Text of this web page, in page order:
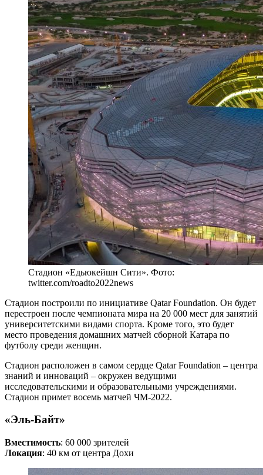
Стадион «Едьюкейшн Сити». Фото:
twitter.com/roadto2022news
Стадион построили по инициативе Qatar Foundation. Он будет
перестроен после чемпионата мира на 20 000 мест для занятий
университетскими видами спорта. Кроме того, это будет
место проведения домашних матчей сборной Катара по
футболу среди женщин.
Стадион расположен в самом сердце Qatar Foundation – центра
знаний и инноваций – окружен ведущими
исследовательскими и образовательными учреждениями.
Стадион примет восемь матчей ЧМ-2022.
«Эль-Байт»
Вместимость: 60 000 зрителей
Локация: 40 км от центра Дохи